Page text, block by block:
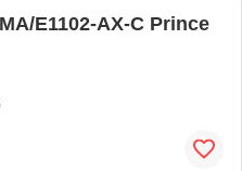
E1102-AX-C Prince